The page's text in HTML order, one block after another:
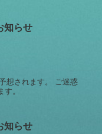
知らせ
想されます。 ご迷惑
。
知らせ